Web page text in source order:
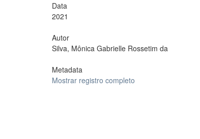
Data
2021
Autor
Silva, Mônica Gabrielle Rossetim da
Metadata
Mostrar registro completo